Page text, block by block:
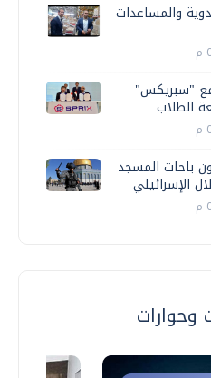
الأدوية والمساعدات
مع "سبريكس"
الطلاب
باحات المسجد
الإسرائيلي
وحوارات